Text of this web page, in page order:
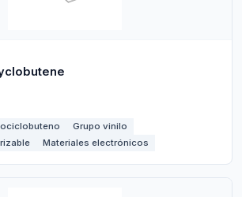
Grupo vinilo
Materiales electrónicos